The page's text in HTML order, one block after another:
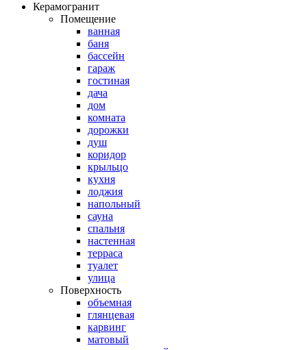
Керамогранит
Помещение
ванная
баня
бассейн
гараж
гостиная
дача
дом
комната
дорожки
душ
коридор
крыльцо
кухня
лоджия
напольный
сауна
спальня
настенная
терраса
туалет
улица
Поверхность
объемная
глянцевая
карвинг
матовый